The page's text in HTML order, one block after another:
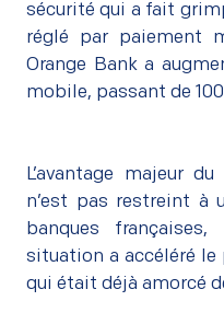
sécurité qui a fait
réglé par paiement
Orange Bank a
mobile, passant de
L’avantage majeur
n’est pas restreint à
banques
situation a accéléré le
qui était déjà amorcé